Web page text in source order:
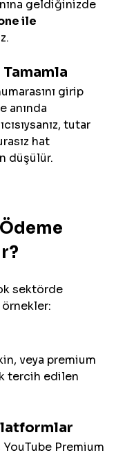
geldiğinizde
ile
Tamamla
girip
anında
tutar
hat
düşülür.
sektörde
örnekler:
veya premium
tercih edilen
Premium